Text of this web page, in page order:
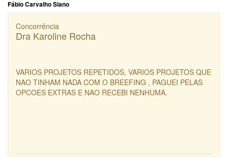
Fábio Carvalho Siano
Concorrência
Dra Karoline Rocha
VARIOS PROJETOS REPETIDOS, VARIOS PROJETOS QUE
NAO TINHAM NADA COM O BREEFING , PAGUEI PELAS
OPCOES EXTRAS E NAO RECEBI NENHUMA.